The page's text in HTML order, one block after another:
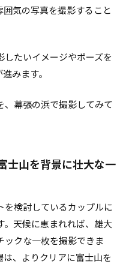
気の写真を撮影すること
たいイメージやポーズを
みます。
、幕張の浜で撮影してみて
士山を背景に壮大な一
検討しているカップルに
。天候に恵まれれば、雄大
ックな一枚を撮影できま
、よりクリアに富士山を